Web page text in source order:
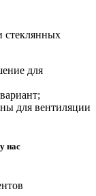
стеклянных
для
для вентиляции
нас